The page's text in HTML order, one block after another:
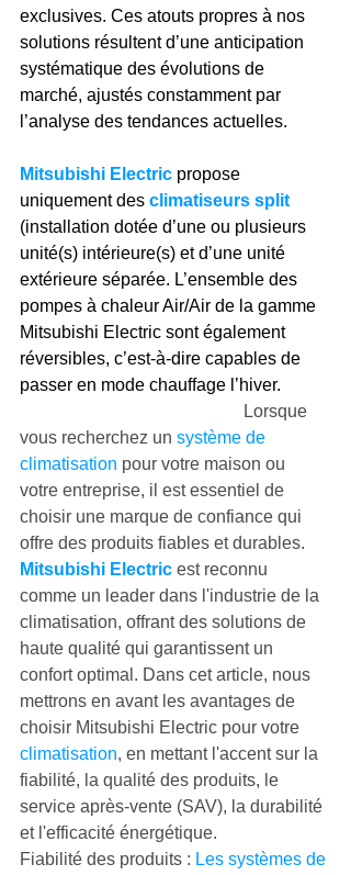
exclusives. Ces atouts propres à nos
solutions résultent d’une anticipation
systématique des évolutions de
marché, ajustés constamment par
l’analyse des tendances actuelles.
Mitsubishi Electric propose
uniquement des climatiseurs split
(installation dotée d’une ou plusieurs
unité(s) intérieure(s) et d’une unité
extérieure séparée. L’ensemble des
pompes à chaleur Air/Air de la gamme
Mitsubishi Electric sont également
réversibles, c’est-à-dire capables de
passer en mode chauffage l’hiver.
Lorsque
vous recherchez un système de
climatisation pour votre maison ou
votre entreprise, il est essentiel de
choisir une marque de confiance qui
offre des produits fiables et durables.
Mitsubishi Electric est reconnu
comme un leader dans l'industrie de la
climatisation, offrant des solutions de
haute qualité qui garantissent un
confort optimal. Dans cet article, nous
mettrons en avant les avantages de
choisir Mitsubishi Electric pour votre
climatisation, en mettant l'accent sur la
fiabilité, la qualité des produits, le
service après-vente (SAV), la durabilité
et l'efficacité énergétique.
Fiabilité des produits : Les systèmes de